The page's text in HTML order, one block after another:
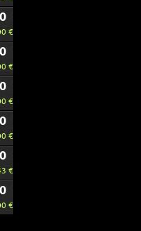
0
€
0
€
0
€
0
€
0
€
0
€